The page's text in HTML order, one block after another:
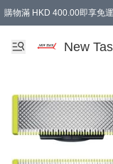
購物滿 HKD 400.00即享免
New